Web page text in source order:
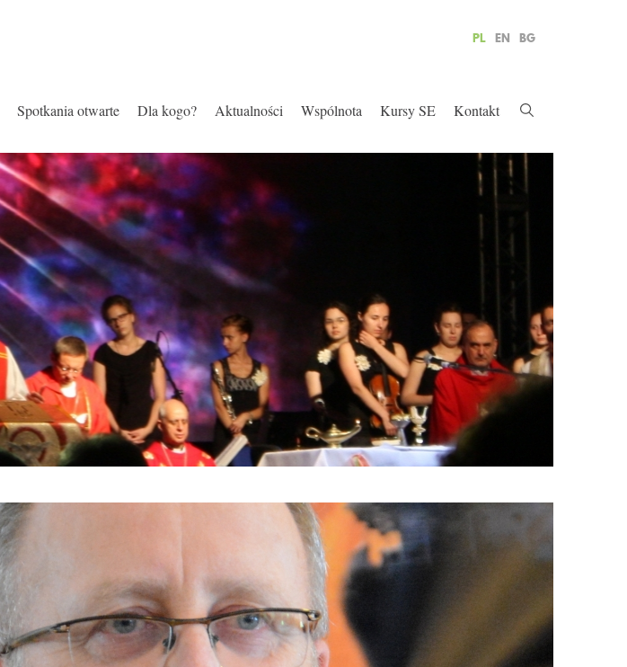
PL EN BG
Spotkania otwarte Dla kogo? Aktualności Wspólnota Kursy SE Kontakt